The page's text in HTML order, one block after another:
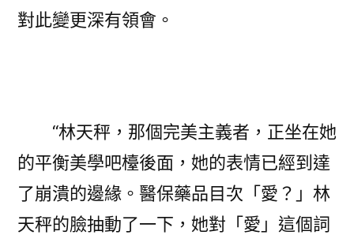
對此變更深有領會。
“林天秤，那個完美主義者，正坐在她
的平衡美學吧檯後面，她的表情已經到達
了崩潰的邊緣。醫保藥品目次「愛？」林
天秤的臉抽動了一下，她對「愛」這個詞